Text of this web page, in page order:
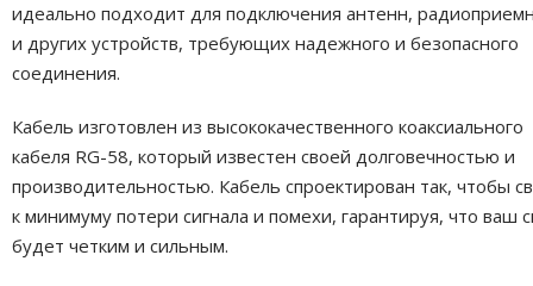
идеально подходит для подключения антенн,
и других устройств, требующих надежного и безопасного
соединения.
Кабель изготовлен из высококачественного коаксиального
кабеля RG-58, который известен своей долговечностью и
производительностью. Кабель спроектирован так, чтобы
к минимуму потери сигнала и помехи, гарантируя, что ваш
будет четким и сильным.